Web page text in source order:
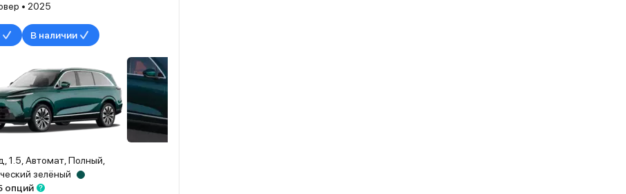
• 2025
В наличии
1.5, Автомат, Полный,
зелёный
опций